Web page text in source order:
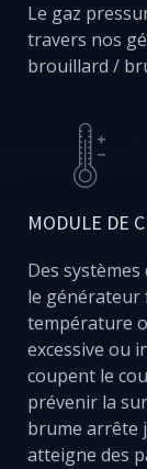
Le gaz
travers nos
brouillard /
MODULE DE
Des
le générateur
température
excessive ou
coupent le
prévenir la
brume arrête
atteigne des